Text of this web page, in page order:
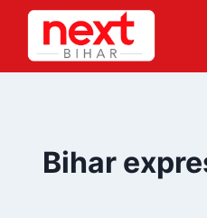
Skip
content
Bihar